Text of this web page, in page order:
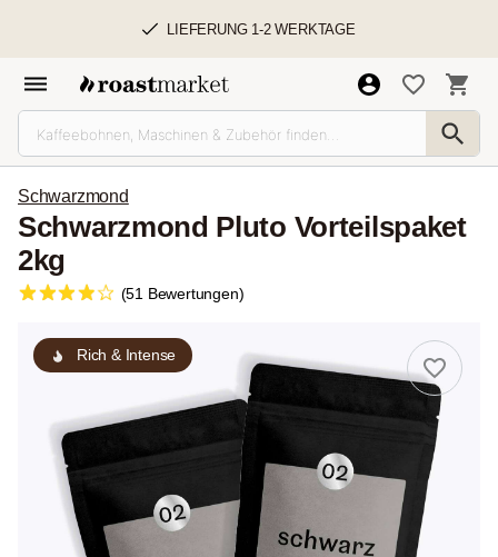
LIEFERUNG 1-2 WERKTAGE
Schwarzmond
Schwarzmond Pluto Vorteilspaket
2kg
(51 Bewertungen)
Rich & Intense